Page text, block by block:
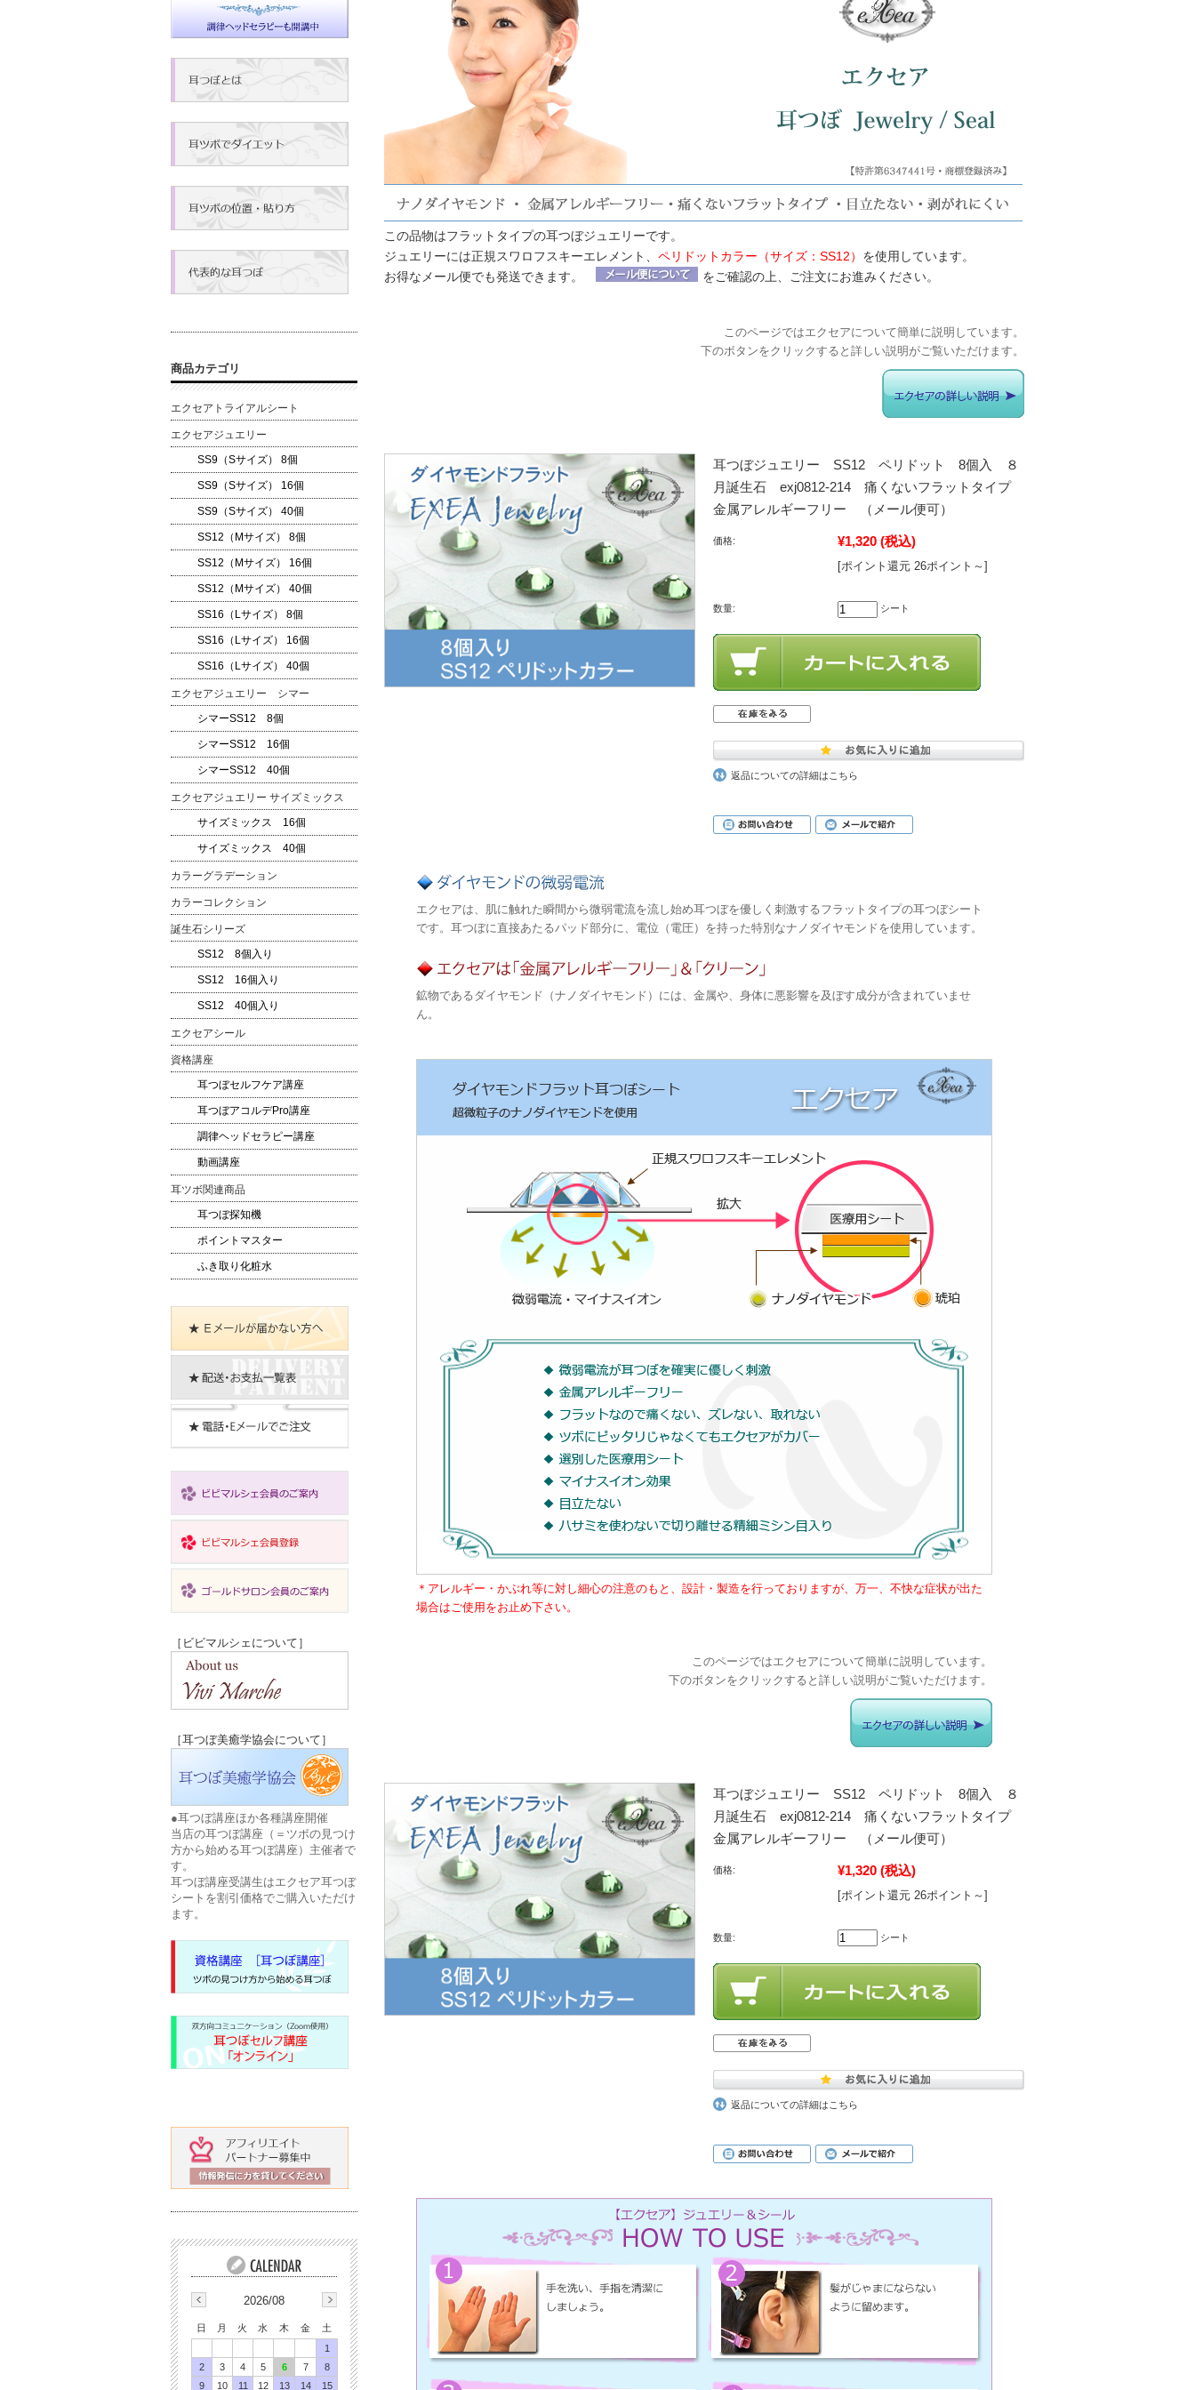
この品物はフラットタイプの耳つぼジュエリーです。
ジュエリーには正規スワロフスキーエレメント、 ペリドットカラー（サイズ：SS12） を使用しています。
お得なメール便でも発送できます。
をご確認の上、ご注文にお進みください。
このページではエクセアについて簡単に説明しています。
下のボタンをクリックすると詳しい説明がご覧いただけます。
耳つぼジュエリー SS12 ペリドット 8個入 ８
月誕生石 exj0812-214 痛くないフラットタイプ
金属アレルギーフリー （メール便可）
価格: ¥1,320 (税込)
[ポイント還元 26ポイント～]
数量: シート
返品についての詳細はこちら
エクセアは、肌に触れた瞬間から微弱電流を流し始め耳つぼを優しく刺激するフラットタイプの耳つぼシート
です。耳つぼに直接あたるパッド部分に、電位（電圧）を持った特別なナノダイヤモンドを使用しています。
鉱物であるダイヤモンド（ナノダイヤモンド）には、金属や、身体に悪影響を及ぼす成分が含まれていませ
ん。
＊アレルギー・かぶれ等に対し細心の注意のもと、設計・製造を行っておりますが、万一、不快な症状が出た
場合はご使用をお止め下さい。
このページではエクセアについて簡単に説明しています。
下のボタンをクリックすると詳しい説明がご覧いただけます。
耳つぼジュエリー SS12 ペリドット 8個入 ８
月誕生石 exj0812-214 痛くないフラットタイプ
金属アレルギーフリー （メール便可）
価格: ¥1,320 (税込)
[ポイント還元 26ポイント～]
数量: シート
返品についての詳細はこちら
商品カテゴリ
エクセアトライアルシート
エクセアジュエリー
SS9（Sサイズ） 8個
SS9（Sサイズ） 16個
SS9（Sサイズ） 40個
SS12（Mサイズ） 8個
SS12（Mサイズ） 16個
SS12（Mサイズ） 40個
SS16（Lサイズ） 8個
SS16（Lサイズ） 16個
SS16（Lサイズ） 40個
エクセアジュエリー シマー
シマーSS12 8個
シマーSS12 16個
シマーSS12 40個
エクセアジュエリー サイズミックス
サイズミックス 16個
サイズミックス 40個
カラーグラデーション
カラーコレクション
誕生石シリーズ
SS12 8個入り
SS12 16個入り
SS12 40個入り
エクセアシール
資格講座
耳つぼセルフケア講座
耳つぼアコルデPro講座
調律ヘッドセラピー講座
動画講座
耳ツボ関連商品
耳つぼ探知機
ポイントマスター
ふき取り化粧水
［ビビマルシェについて］
［耳つぼ美癒学協会について］
●耳つぼ講座ほか各種講座開催
当店の耳つぼ講座（＝ツボの見つけ
方から始める耳つぼ講座）主催者で
す。
耳つぼ講座受講生はエクセア耳つぼ
シートを割引価格でご購入いただけ
ます。
2026/08
日 月 火 水 木 金
土
1
2
3 4 5 6 7
8
9
10 11 12 13 14 15